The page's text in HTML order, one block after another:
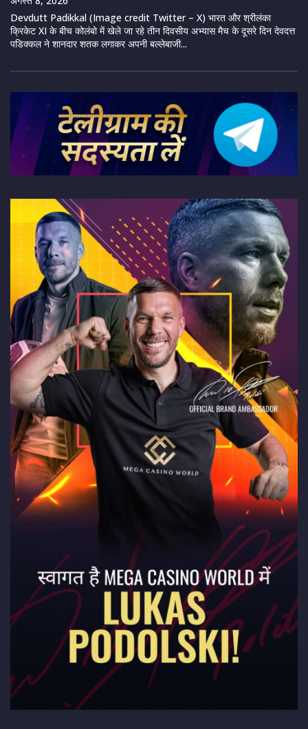
Devdutt Padikkal (Image credit Twitter – X) भारत और श्रीलंका
क्रिकेट XI के बीच कोलंबो में खेले जा रहे तीन दिवसीय अभ्यास मैच के दूसरे दिन देवदत्त
पडिक्कल ने शानदार शतक लगाकर अपनी बल्लेबाजी...